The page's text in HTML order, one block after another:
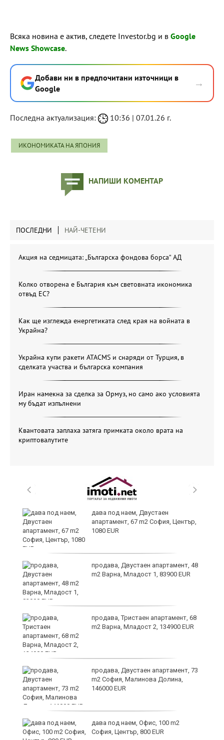
Всяка новина е актив, следете Investor.bg и в Google
News Showcase.
Добави ни в предпочитани източници в
Google
→
Последна актуализация: 10:36 | 07.01.26 г.
ИКОНОМИКАТА НА ЯПОНИЯ
НАПИШИ КОМЕНТАР
ПОСЛЕДНИ НАЙ-ЧЕТЕНИ
Акция на седмицата: „Българска фондова борса“ АД
Колко отворена е България към световната икономика
отвъд ЕС?
Как ще изглежда енергетиката след края на войната в
Украйна?
Украйна купи ракети ATACMS и снаряди от Турция, в
сделката участва и българска компания
Иран намекна за сделка за Ормуз, но само ако условията
му бъдат изпълнени
Квантовата заплаха затяга примката около врата на
криптовалутите
дава под наем, Двустаен
апартамент, 67 m2 София, Център,
1080 EUR
продава, Двустаен апартамент, 48
m2 Варна, Младост 1, 83900 EUR
продава, Тристаен апартамент, 68
m2 Варна, Младост 2, 134900 EUR
продава, Двустаен апартамент, 73
m2 София, Малинова Долина,
146000 EUR
дава под наем, Офис, 100 m2
София, Център, 800 EUR